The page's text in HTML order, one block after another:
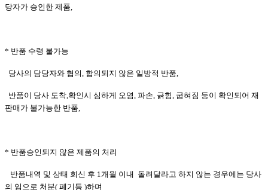
당자가 승인한 제품,
* 반품 수령 불가능
당사의 담당자와 협의, 합의되지 않은 일방적 반품,
반품이 당사 도착,확인시 심하게 오염, 파손, 긁힘, 굽혀짐 등이 확인되어 재
판매가 불가능한 반품,
* 반품승인되지 않은 제품의 처리
반품내역 및 상태 회신 후 1개월 이내 돌려달라고 하지 않는 경우에는 당사
의 임으로 처분( 폐기등 )하며